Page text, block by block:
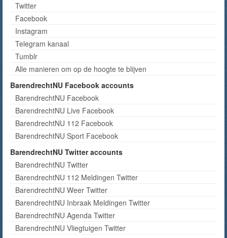
Twitter
Facebook
Instagram
Telegram kanaal
Tumblr
Alle manieren om op de hoogte te blijven
BarendrechtNU Facebook accounts
BarendrechtNU Facebook
BarendrechtNU Live Facebook
BarendrechtNU 112 Facebook
BarendrechtNU Sport Facebook
BarendrechtNU Twitter accounts
BarendrechtNU Twitter
BarendrechtNU 112 Meldingen Twitter
BarendrechtNU Weer Twitter
BarendrechtNU Inbraak Meldingen Twitter
BarendrechtNU Agenda Twitter
BarendrechtNU Vliegtuigen Twitter